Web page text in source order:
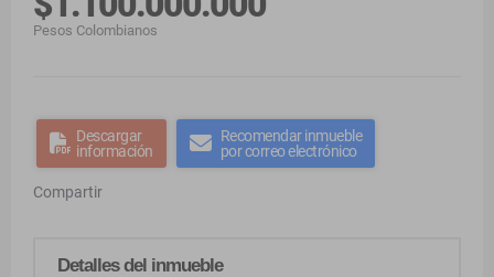
Pesos Colombianos
Descargar
información
Recomendar inmueble
por correo electrónico
Compartir
Detalles del inmueble